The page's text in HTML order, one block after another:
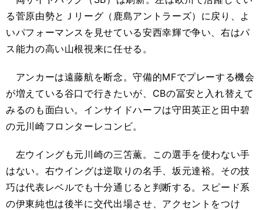
る菅原由勢とＪリーグ（鹿島アントラーズ）に戻り、よ
いパフォーマンスを見せている安西幸輝で争い、右はパ
ス能力の高い山根視来に任せる。
アンカーは遠藤航を断念。守備的MFでプレーする機会
が増えている谷口で行きたいが、CBの冨安と入れ替えて
みるのも面白い。インサイドハーフは守田英正と田中碧
の元川崎フロンターレコンビ。
左ウイングも元川崎の三笘薫。この選手を使わない手
はない。右ウイングは逆取りの名手、坂元達裕。その技
巧は代表レベルでも十分通じると判断する。スピード系
の伊東純也は後半に交代出場させ、アクセントをつけ